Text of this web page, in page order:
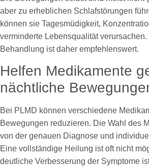
aber zu erheblichen Schlafstörungen
können sie Tagesmüdigkeit,
verminderte Lebensqualität
Behandlung ist daher empfehlenswert.
Helfen Medikamente
nächtliche
Bei PLMD können verschiedene
Bewegungen reduzieren. Die Wahl des
von der genauen Diagnose und
Eine vollständige Heilung ist oft nicht
deutliche Verbesserung der Symptome